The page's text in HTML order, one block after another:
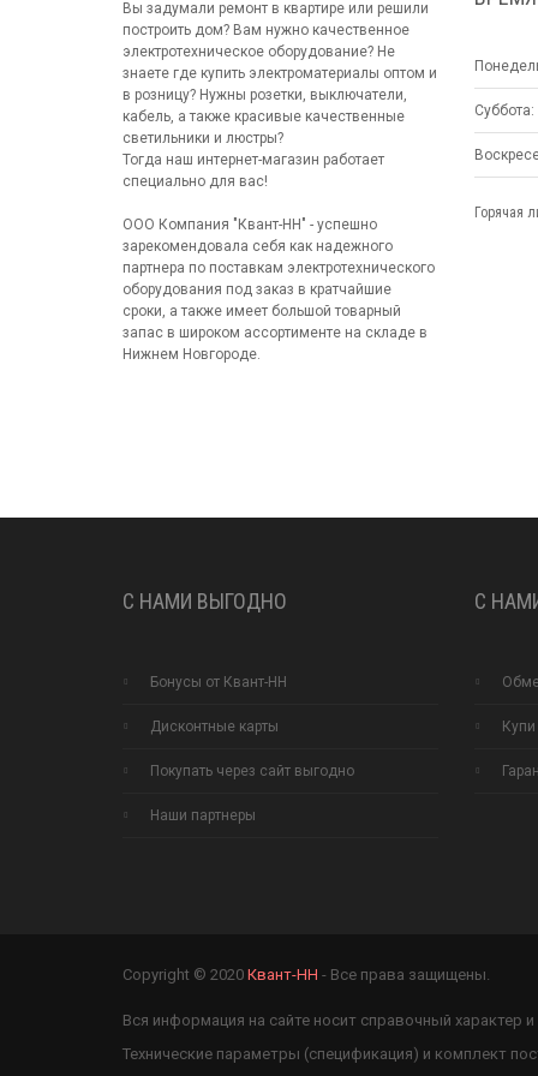
Вы задумали ремонт в квартире или решили
построить дом? Вам нужно качественное
электротехническое оборудование? Не
знаете где купить электроматериалы оптом и
в розницу? Нужны розетки, выключатели,
кабель, а также красивые качественные
светильники и люстры?
Тогда наш интернет-магазин работает
специально для вас!
ООО Компания "Квант-НН" - успешно
зарекомендовала себя как надежного
партнера по поставкам электротехнического
оборудования под заказ в кратчайшие
сроки, а также имеет большой товарный
запас в широком ассортименте на складе в
Нижнем Новгороде.
Суббота:
Горячая
С НАМИ ВЫГОДНО
Бонусы от Квант-НН
Дисконтные карты
Покупать через сайт выгодно
Наши партнеры
С
Copyright © 2020 Квант-НН - Все права защищены.
Вся информация на сайте носит справочный характер
Технические параметры (спецификация) и комплект